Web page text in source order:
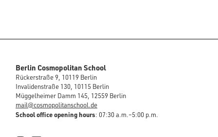
Berlin Cosmopolitan School
Rückerstraße 9, 10119 Berlin
Invalidenstraße 130, 10115 Berlin
Müggelheimer Damm 145, 12559 Berlin
mail@cosmopolitanschool.de
School office opening hours: 07:30 a.m.–5:00 p.m.